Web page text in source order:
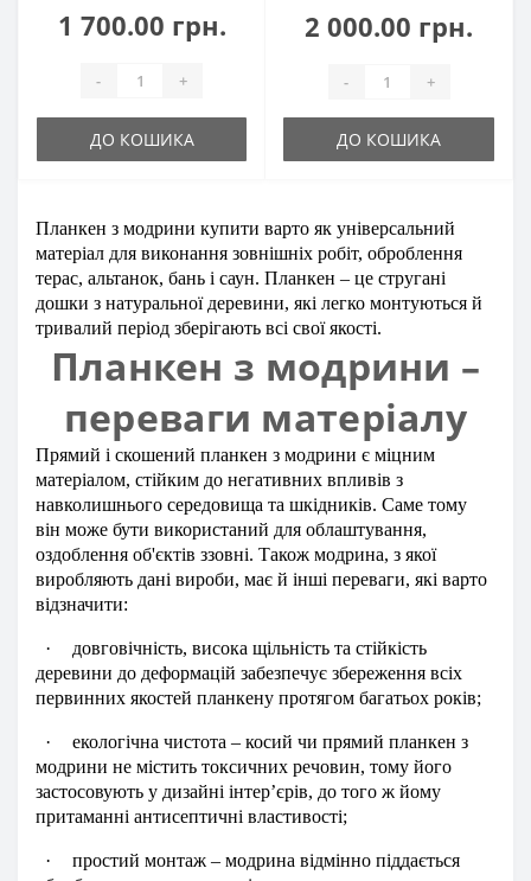
1 700.00 грн.
- +
ДО КОШИКА
2 000.00 грн.
- +
ДО КОШИКА
Планкен з модрини купити варто як універсальний
матеріал для виконання зовнішніх робіт, оброблення
терас, альтанок, бань і саун. Планкен – це стругані
дошки з натуральної деревини, які легко монтуються й
тривалий період зберігають всі свої якості.
Планкен з модрини –
переваги матеріалу
Прямий і скошений планкен з модрини є міцним
матеріалом, стійким до негативних впливів з
навколишнього середовища та шкідників. Саме тому
він може бути використаний для облаштування,
оздоблення об'єктів ззовні. Також модрина, з якої
виробляють дані вироби, має й інші переваги, які варто
відзначити:
·
довговічність, висока щільність та стійкість
деревини до деформацій забезпечує збереження всіх
первинних якостей планкену протягом багатьох років;
·
екологічна чистота – косий чи прямий планкен з
модрини не містить токсичних речовин, тому його
застосовують у дизайні інтер’єрів, до того ж йому
притаманні антисептичні властивості;
·
простий монтаж – модрина відмінно піддається